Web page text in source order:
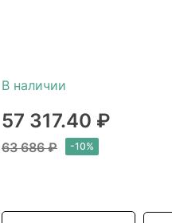
57 317.40 ₽
63 686 ₽